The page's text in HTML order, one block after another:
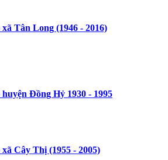
Tân Long (1946 - 2016)
Đồng Hỷ 1930 - 1995
Cây Thị (1955 - 2005)